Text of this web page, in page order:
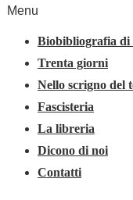
Menu
Biobibliografia di
Trenta giorni
Nello scrigno del
Fascisteria
La libreria
Dicono di noi
Contatti